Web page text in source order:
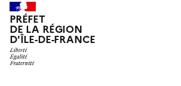
PRÉFET
DE LA RÉGION
D'ÎLE-DE-FRANCE